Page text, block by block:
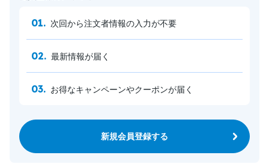
次回から注文者情報の入力が不要
最新情報が届く
お得なキャンペーンやクーポンが届く
新規会員登録する